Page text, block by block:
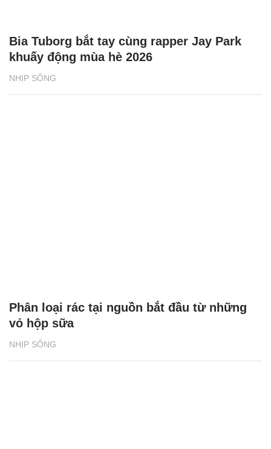
NHỊP SỐNG
Bia Tuborg bắt tay cùng rapper Jay Park
khuấy động mùa hè 2026
NHỊP SỐNG
Phân loại rác tại nguồn bắt đầu từ những
vỏ hộp sữa